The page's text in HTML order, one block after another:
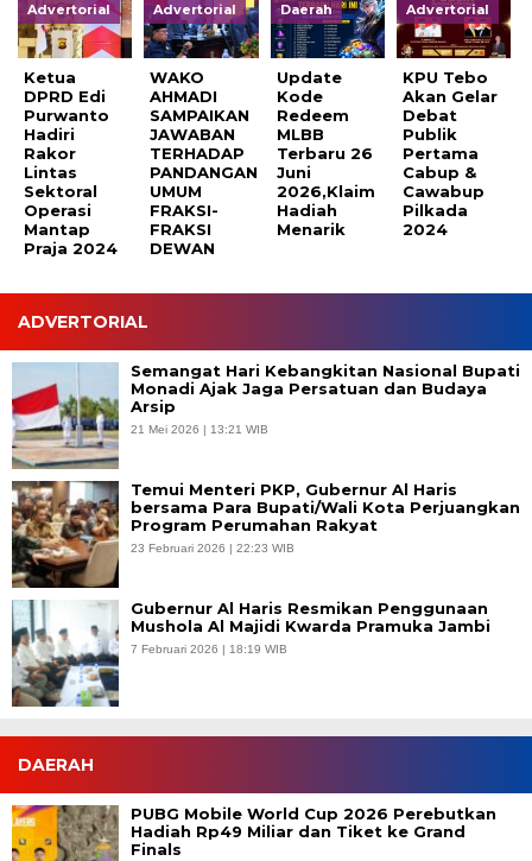
Advertorial
Ketua
DPRD Edi
Purwanto
Hadiri
Rakor
Lintas
Sektoral
Operasi
Mantap
Praja 2024
Advertorial
WAKO
AHMADI
SAMPAIKAN
JAWABAN
TERHADAP
PANDANGAN
UMUM
FRAKSI-
FRAKSI
DEWAN
Daerah
Update
Kode
Redeem
MLBB
Terbaru 26
Juni
2026,Klaim
Hadiah
Menarik
Advertorial
KPU Tebo
Akan Gelar
Debat
Publik
Pertama
Cabup &
Cawabup
Pilkada
2024
ADVERTORIAL
Semangat Hari Kebangkitan Nasional Bupati
Monadi Ajak Jaga Persatuan dan Budaya
Arsip
21 Mei 2026 | 13:21 WIB
Temui Menteri PKP, Gubernur Al Haris
bersama Para Bupati/Wali Kota Perjuangkan
Program Perumahan Rakyat
23 Februari 2026 | 22:23 WIB
Gubernur Al Haris Resmikan Penggunaan
Mushola Al Majidi Kwarda Pramuka Jambi
7 Februari 2026 | 18:19 WIB
DAERAH
PUBG Mobile World Cup 2026 Perebutkan
Hadiah Rp49 Miliar dan Tiket ke Grand
Finals